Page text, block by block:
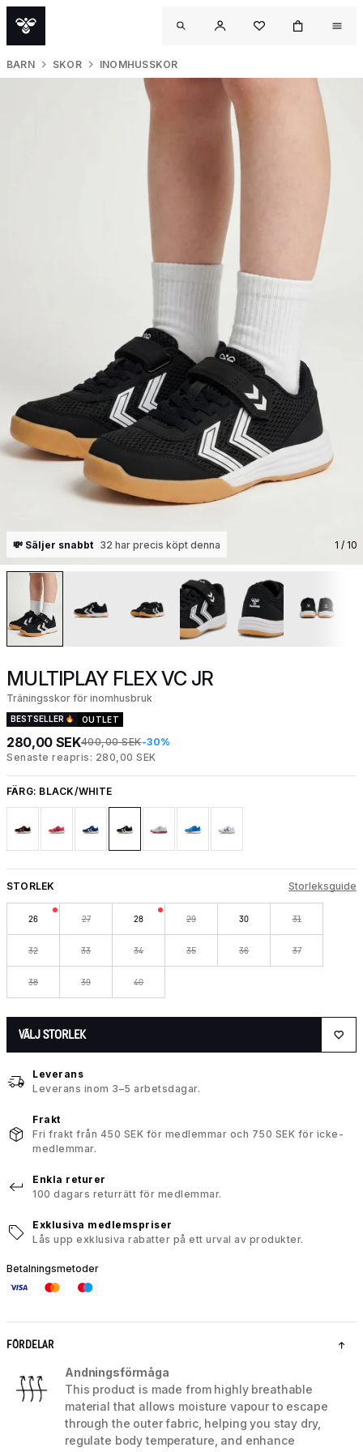
BARN SKOR INOMHUSSKOR
💸 Säljer snabbt 32 har precis köpt denna 1 / 10
MULTIPLAY FLEX VC JR
Träningsskor för inomhusbruk
BESTSELLER OUTLET
280,00 SEK400,00 SEK-30%
Senaste reapris: 280,00 SEK
FÄRG: BLACK/WHITE
STORLEK Storleksguide
26 27 28 29 30 31
32 33 34 35 36 37
38 39 40
VÄLJ STORLEK
Leverans
Leverans inom 3–5 arbetsdagar.
Frakt
Fri frakt från 450 SEK för medlemmar och 750 SEK för icke-
medlemmar.
Enkla returer
100 dagars returrätt för medlemmar.
Exklusiva medlemspriser
Lås upp exklusiva rabatter på ett urval av produkter.
Betalningsmetoder
FÖRDELAR
Andningsförmåga
This product is made from highly breathable
material that allows moisture vapour to escape
through the outer fabric, helping you stay dry,
regulate body temperature, and enhance